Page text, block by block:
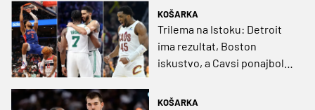
konferencije
KOŠARKA
Trilema na Istoku: Detroit
ima rezultat, Boston
iskustvo, a Cavsi ponajbolje
KOŠARKA